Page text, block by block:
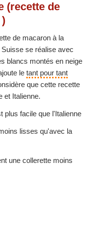
(recette de
de macaron à la
Suisse se réalise avec
blancs montés en neige
le tant pour tant
que cette recette
et Italienne.
plus facile que l'Italienne
lisses qu'avec la
une collerette moins